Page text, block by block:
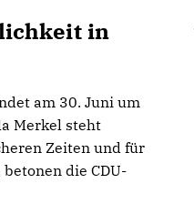
in
am 30. Juni um
Merkel steht
Zeiten und für
die CDU-